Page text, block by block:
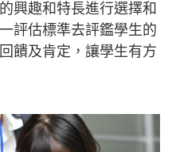
興趣和特長進行選擇和
評估標準去評鑑學生的
饋及肯定，讓學生有方